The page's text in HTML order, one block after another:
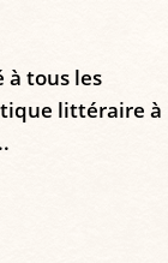
à tous les
littéraire à